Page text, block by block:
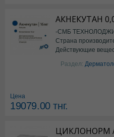
АКНЕКУТАН
-СМБ
Страна
Действующие
Раздел:
Цена
19079.00тнг.
ЦИКЛОНОРМ